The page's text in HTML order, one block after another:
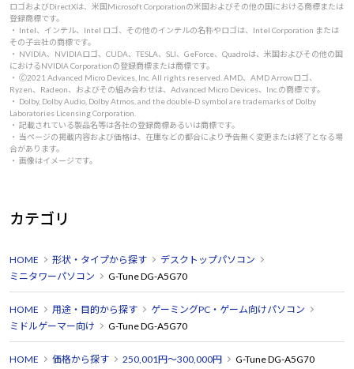
ロゴおよびDirectXは、米国Microsoft Corporationの米国およびその他の国における商標または
登録商標です。
・ Intel、インテル、Intel ロゴ、その他のインテルの名称やロゴは、Intel Corporation または
その子会社の商標です。
・ NVIDIA、NVIDIAロゴ、CUDA、TESLA、SLI、GeForce、Quadroは、米国およびその他の国
におけるNVIDIA Corporationの登録商標または商標です。
・ 🄫2021 Advanced Micro Devices, Inc. All rights reserved. AMD、AMD Arrowロゴ、
Ryzen、Radeon、およびその組み合わせは、Advanced Micro Devices、Inc.の商標です。
・ Dolby, Dolby Audio, Dolby Atmos, and the double-D symbol are trademarks of Dolby
Laboratories Licensing Corporation.
・ 記載されている製品名等は各社の登録商標あるいは商標です。
・ 当ページの掲載内容および価格は、在庫などの都合により予告無く変更または終了となる場
合があります。
・ 画像はイメージです。
カテゴリ
HOME 形状・タイプから探す
デスクトップパソコン
ミニタワーパソコン
G-Tune DG-A5G70
HOME 用途・目的から探す
ゲーミングPC・ゲーム向けパソコン
ミドルゲーマー向け
G-Tune DG-A5G70
HOME 価格から探す 250,001円～300,000円 G-Tune DG-A5G70